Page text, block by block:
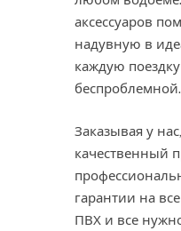
аксессуаров
надувную в
каждую
беспроблемной.
Заказывая у
качественный
гарантии на
ПВХ и все